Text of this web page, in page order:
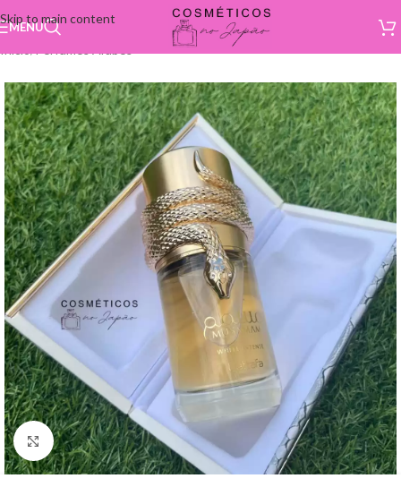
Skip to main content
MENU
Click to enlarge